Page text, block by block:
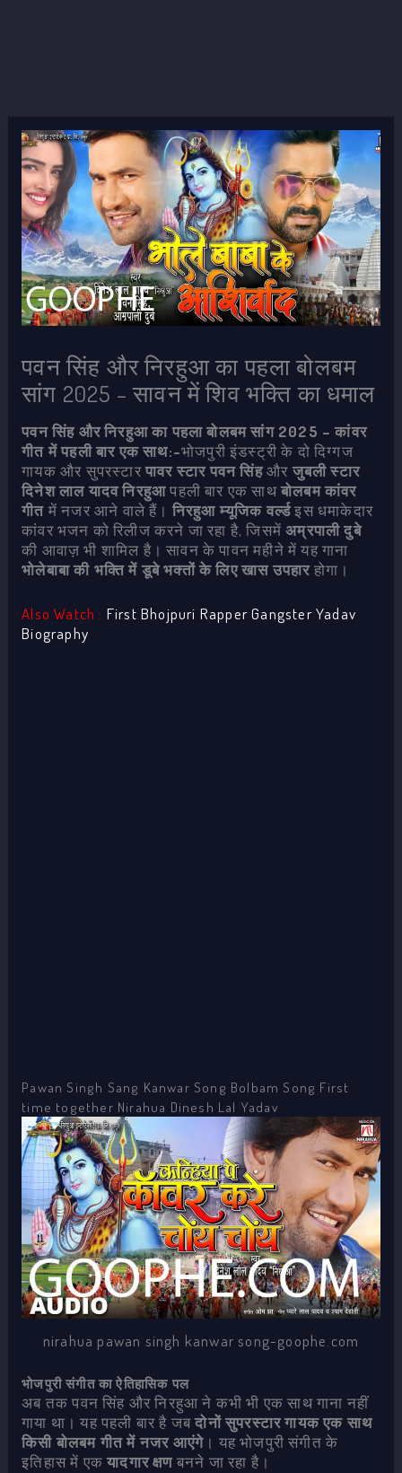
पवन सिंह और निरहुआ का पहला बोलबम
सांग 2025 – सावन में शिव भक्ति का धमाल
पवन सिंह और निरहुआ का पहला बोलबम सांग 2025 – कांवर
गीत में पहली बार एक साथ:-भोजपुरी इंडस्ट्री के दो दिग्गज
गायक और सुपरस्टारपावर स्टार पवन सिंहऔर जुबली स्टार
दिनेश लाल यादव निरहुआपहली बार एक साथबोलबम कांवर
गीत में नजर आने वाले हैं। निरहुआ म्यूजिक वर्ल्डइस धमाकेदार
कांवर भजन को रिलीज करने जा रहा है, जिसमेंअम्रपाली दुबे
की आवाज़ भी शामिल है। सावन के पावन महीने में यह गाना
भोलेबाबा की भक्ति में डूबे भक्तों के लिए खास उपहारहोगा।
Also Watch : First Bhojpuri Rapper Gangster Yadav
Biography
Pawan Singh Sang Kanwar Song Bolbam Song First
time together Nirahua Dinesh Lal Yadav
nirahua pawan singh kanwar song-goophe.com
भोजपुरी संगीत का ऐतिहासिक पल
अब तक पवन सिंह और निरहुआ ने कभी भी एक साथ गाना नहीं
गाया था। यह पहली बार है जबदोनों सुपरस्टार गायक एक साथ
किसी बोलबम गीत में नजर आएंगे । यह भोजपुरी संगीत के
इतिहास में एकयादगार क्षण बनने जा रहा है।